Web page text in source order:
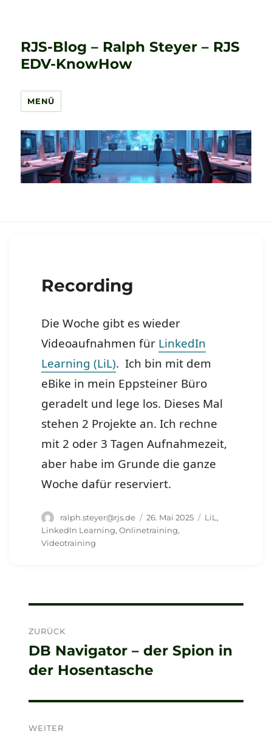
RJS-Blog – Ralph Steyer – RJS
EDV-KnowHow
MENÜ
Recording
Die Woche gibt es wieder
Videoaufnahmen für LinkedIn
Learning (LiL). Ich bin mit dem
eBike in mein Eppsteiner Büro
geradelt und lege los. Dieses Mal
stehen 2 Projekte an. Ich rechne
mit 2 oder 3 Tagen Aufnahmezeit,
aber habe im Grunde die ganze
Woche dafür reserviert.
Autor
ralph.steyer@rjs.de
Veröffentlicht
am
26. Mai 2025 Schlagwörter
LiL,
LinkedIn Learning,Onlinetraining,
Videotraining
ZURÜCK
Vorheriger
Beitrag:
DB Navigator – der Spion in
der Hosentasche
WEITER